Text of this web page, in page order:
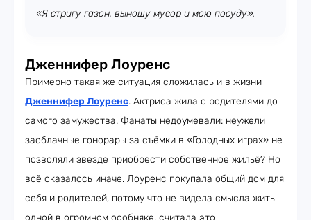
«Я стригу газон, выношу мусор и мою посуду».
Дженнифер Лоуренс
Примерно такая же ситуация сложилась и в жизни
Дженнифер Лоуренс. Актриса жила с родителями до
самого замужества. Фанаты недоумевали: неужели
заоблачные гонорары за съёмки в «Голодных играх» не
позволяли звезде приобрести собственное жильё? Но
всё оказалось иначе. Лоуренс покупала общий дом для
себя и родителей, потому что не видела смысла жить
одной в огромном особняке, считала это